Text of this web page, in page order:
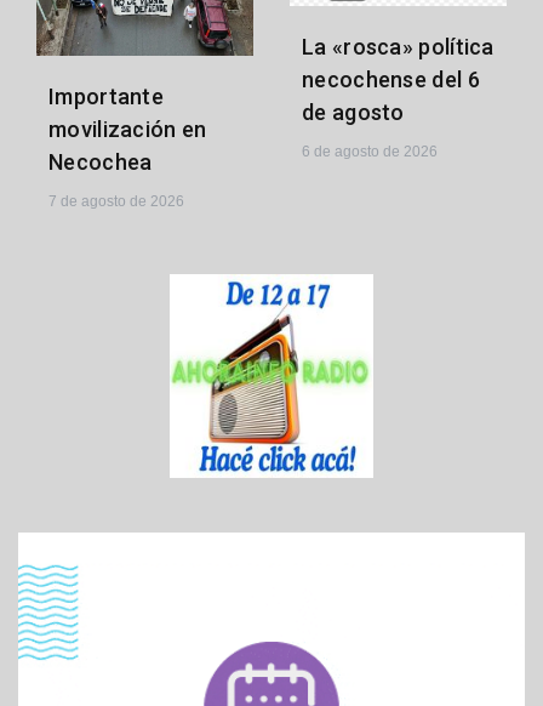
Importante
movilización en
Necochea
7 de agosto de 2026
La «rosca» política
necochense del 6
de agosto
6 de agosto de 2026